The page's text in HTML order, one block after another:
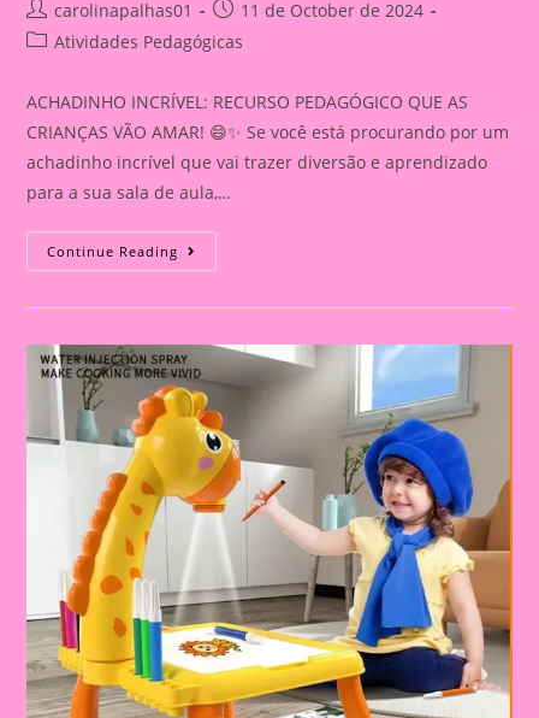
Post
author:
carolinapalhas01
Post
published:
11 de October de 2024
PostAtividades Pedagógicas
ACHADINHO INCRÍVEL: RECURSO PEDAGÓGICO QUE AS
CRIANÇAS VÃO AMAR! 😄✨ Se você está procurando por um
achadinho incrível que vai trazer diversão e aprendizado
para a sua sala de aula,…
Continue Reading ACHADINHO
INCRÍVEL:
CRIANÇAS
VÃO
AMAR!
😄
✨